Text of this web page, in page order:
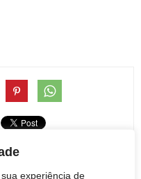
experiência de